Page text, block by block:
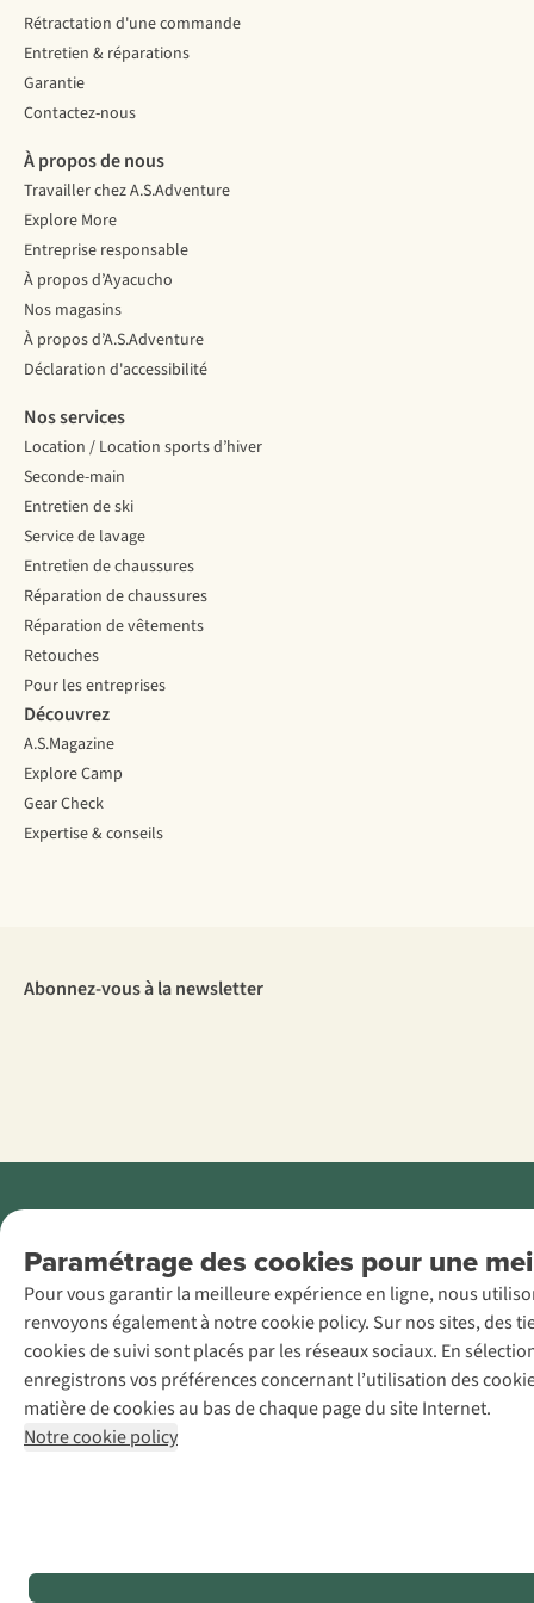
Paramétrage des cookies pour une
Pour vous garantir la meilleure expérience en ligne, nous
renvoyons également à notre cookie policy. Sur nos sites, des
cookies de suivi sont placés par les réseaux sociaux. En
enregistrons vos préférences concernant l’utilisation des
matière de cookies au bas de chaque page du site Internet.
Notre cookie policy
Rétractation d'une commande
Entretien & réparations
Garantie
Contactez-nous
À propos de nous
Travailler chez A.S.Adventure
Explore More
Entreprise responsable
À propos d’Ayacucho
Nos magasins
À propos d’A.S.Adventure
Déclaration d'accessibilité
Nos services
Location / Location sports d’hiver
Seconde-main
Entretien de ski
Service de lavage
Entretien de chaussures
Réparation de chaussures
Réparation de vêtements
Retouches
Pour les entreprises
Découvrez
A.S.Magazine
Explore Camp
Gear Check
Expertise & conseils
Abonnez-vous à la newsletter
AS Adventure
France SAS,
Rue du Vieux
Faubourg 14, F-
59000 Lille
+32 (0)3 828
30 15